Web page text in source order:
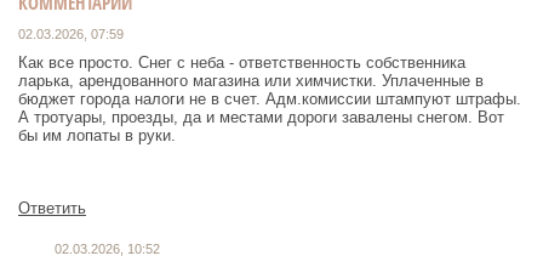
02.03.2026, 07:59
Как все просто. Снег с неба - ответственность собственника
ларька, арендованного магазина или химчистки. Уплаченные в
бюджет города налоги не в счет. Адм.комиссии штампуют штрафы.
А тротуары, проезды, да и местами дороги завалены снегом. Вот
бы им лопаты в руки.
Ответить
02.03.2026, 10:52